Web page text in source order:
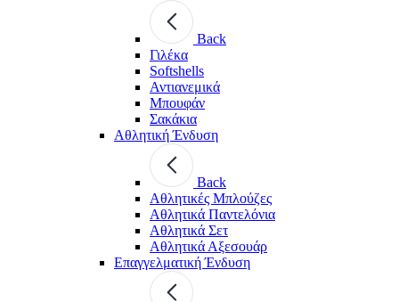
Back
Γιλέκα
Softshells
Αντιανεμικά
Μπουφάν
Σακάκια
Αθλητική Ένδυση
Back
Aθλητικές Μπλούζες
Αθλητικά Παντελόνια
Αθλητικά Σετ
Αθλητικά Αξεσουάρ
Επαγγελματική Ένδυση